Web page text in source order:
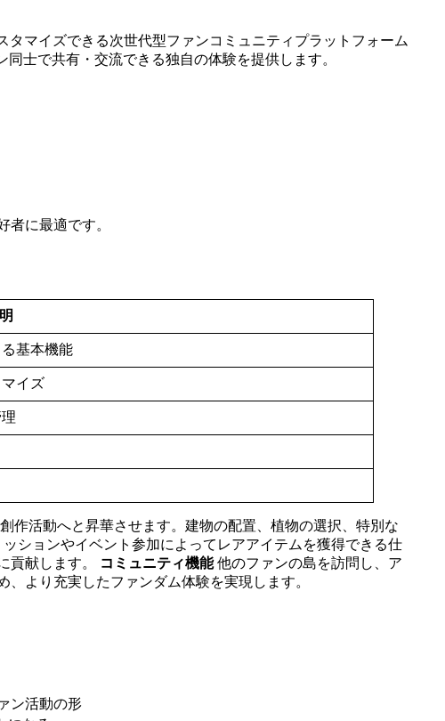
タマイズできる次世代型ファンコミュニティプラットフォーム
士で共有・交流できる独自の体験を提供します。
に最適です。
基本機能
イズ
作活動へと昇華させます。建物の配置、植物の選択、特別な
ッションやイベント参加によってレアアイテムを獲得できる仕
貢献します。
コミュニティ機能他のファンの島を訪問し、ア
より充実したファンダム体験を実現します。
ン活動の形